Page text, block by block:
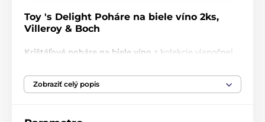
Toy 's Delight Poháre na biele víno 2ks,
Villeroy & Boch
Krištáľové poháre na biele víno z kolekcie vianočnej
Villeroy & Boch bolí navrhnuté s výškou 22,7 cm a
objemom 380 ml. Špeciálnym znakom pohárové ŠÚ
Zobraziť celý popis